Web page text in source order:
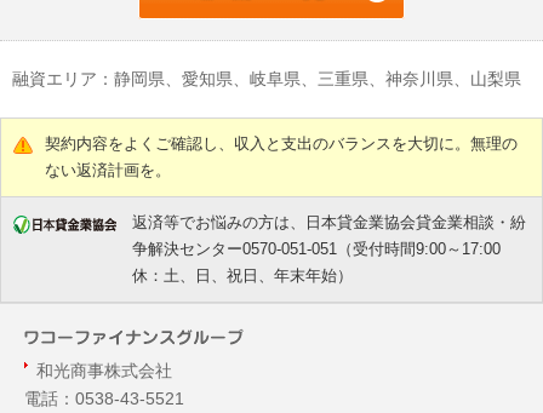
融資エリア：静岡県、愛知県、岐阜県、三重県、神奈川県、山梨県
契約内容をよくご確認し、収入と支出のバランスを大切に。無理の
ない返済計画を。
返済等でお悩みの方は、日本貸金業協会貸金業相談・紛
争解決センター0570-051-051（受付時間9:00～17:00
休：土、日、祝日、年末年始）
和光商事株式会社
電話：0538-43-5521